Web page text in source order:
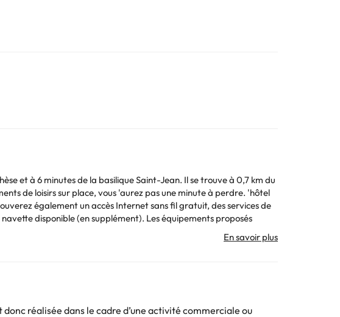
de la basilique Saint-Jean. Il se trouve à 0,7 km du
de loisirs sur place, vous 'aurez pas une minute à perdre. 'hôtel
également un accès Internet sans fil gratuit, des services de
disponible (en supplément). Les équipements proposés
aéroport aller-retour est proposée moyennant un supplément
pour une collation rapide, ou 'un snack bar/deli. Savourez votre
gratuit à 'Internet sans fil vous permet de rester connecté, et
sont équipées de pommeaux de douche à effet de pluie et
réalisée dans le cadre d’une activité commerciale ou